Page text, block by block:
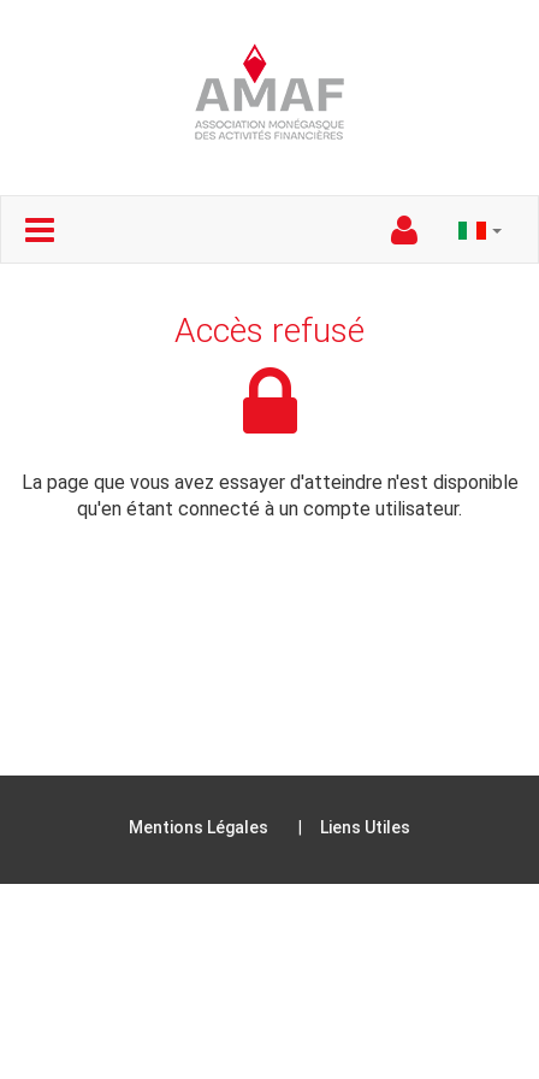
Accès refusé
La page que vous avez essayer d'atteindre n'est disponible
qu'en étant connecté à un compte utilisateur.
Mentions Légales Liens Utiles